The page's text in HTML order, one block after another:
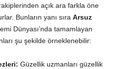
açık ara farkla öne
Bunların yanı sıra Arsuz
Dünyası’nda tamamlayan
şu şekilde örneklenebilir:
Güzellik uzmanları güzellik